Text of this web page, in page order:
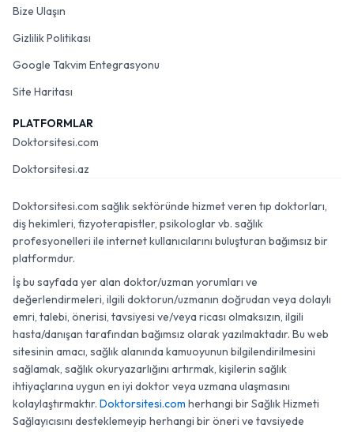
Bize Ulaşın
Gizlilik Politikası
Google Takvim Entegrasyonu
Site Haritası
PLATFORMLAR
Doktorsitesi.com
Doktorsitesi.az
Doktorsitesi.com sağlık sektöründe hizmet veren tıp doktorları,
diş hekimleri, fizyoterapistler, psikologlar vb. sağlık
profesyonelleri ile internet kullanıcılarını buluşturan bağımsız bir
platformdur.
İş bu sayfada yer alan doktor/uzman yorumları ve
değerlendirmeleri, ilgili doktorun/uzmanın doğrudan veya dolaylı
emri, talebi, önerisi, tavsiyesi ve/veya ricası olmaksızın, ilgili
hasta/danışan tarafından bağımsız olarak yazılmaktadır. Bu web
sitesinin amacı, sağlık alanında kamuoyunun bilgilendirilmesini
sağlamak, sağlık okuryazarlığını artırmak, kişilerin sağlık
ihtiyaçlarına uygun en iyi doktor veya uzmana ulaşmasını
kolaylaştırmaktır. Doktorsitesi.com herhangi bir Sağlık Hizmeti
Sağlayıcısını desteklemeyip herhangi bir öneri ve tavsiyede